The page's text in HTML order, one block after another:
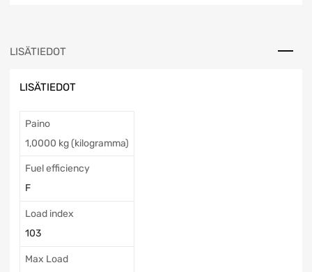
LISÄTIEDOT
LISÄTIEDOT
Paino
1,0000 kg (kilogramma)
Fuel efficiency
F
Load index
103
Max Load